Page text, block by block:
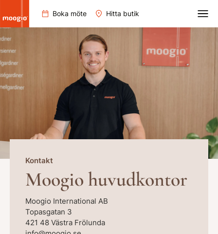
Boka möte Hitta butik
Kontakt
Moogio huvudkontor
Moogio International AB
Topasgatan 3
421 48 Västra Frölunda